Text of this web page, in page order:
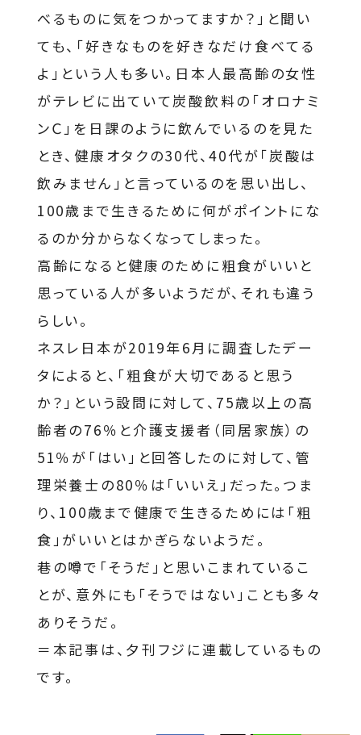
べるものに気をつかってますか？」と聞い
ても、「好きなものを好きなだけ食べてる
よ」という人も多い。日本人最高齢の女性
がテレビに出ていて炭酸飲料の「オロナミ
ンＣ」を日課のように飲んでいるのを見た
とき、健康オタクの30代、40代が「炭酸は
飲みません」と言っているのを思い出し、
100歳まで生きるために何がポイントにな
るのか分からなくなってしまった。
高齢になると健康のために粗食がいいと
思っている人が多いようだが、それも違う
らしい。
ネスレ日本が2019年6月に調査したデー
タによると、「粗食が大切であると思う
か？」という設問に対して、75歳以上の高
齢者の76％と介護支援者（同居家族）の
51％が「はい」と回答したのに対して、管
理栄養士の80％は「いいえ」だった。つま
り、100歳まで健康で生きるためには「粗
食」がいいとはかぎらないようだ。
巷の噂で「そうだ」と思いこまれているこ
とが、意外にも「そうではない」ことも多々
ありそうだ。
＝本記事は、夕刊フジに連載しているもの
です。